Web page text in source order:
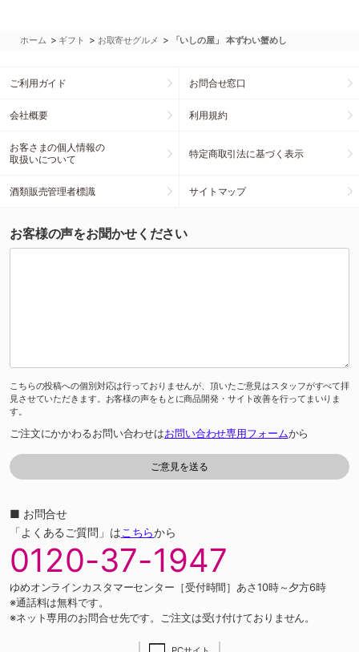
ホーム > ギフト > お取寄せグルメ > 「いしの屋」 本ずわい蟹めし
ご利用ガイド お問合せ窓口
会社概要 利用規約
お客さまの個人情報の
取扱いについて
特定商取引法に基づく表示
酒類販売管理者標識 サイトマップ
お客様の声をお聞かせください
こちらの投稿への個別対応は行っておりませんが、頂いたご意見はスタッフがすべて拝
見させていただきます。お客様の声をもとに商品開発・サイト改善を行ってまいりま
す。
ご注文にかかわるお問い合わせはお問い合わせ専用フォームから
■ お問合せ
「よくあるご質問」はこちらから
0120-37-1947
ゆめオンラインカスタマーセンター［受付時間］あさ10時～夕方6時
※通話料は無料です。
※ネット専用のお問合せ先です。ご注文は受け付けておりません。